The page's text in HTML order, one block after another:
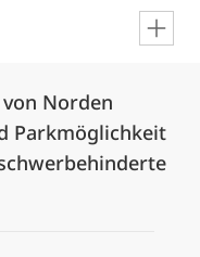
Norden
Parkmöglichkeit